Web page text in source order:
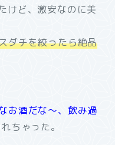
けど、激安なのに美
ダチを絞ったら絶品
お酒だな～、飲み過
ちゃった。